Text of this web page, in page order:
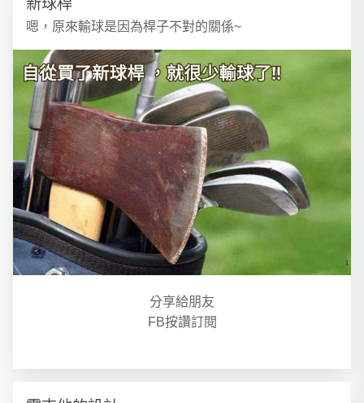
新球桿
嗯，原來輸球是因為桿子不對的關係~
分享給朋友
FB按讚訂閱